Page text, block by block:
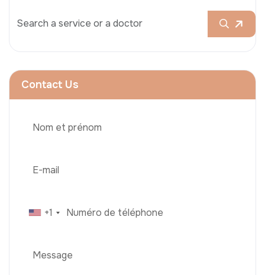
Contact Us
+1